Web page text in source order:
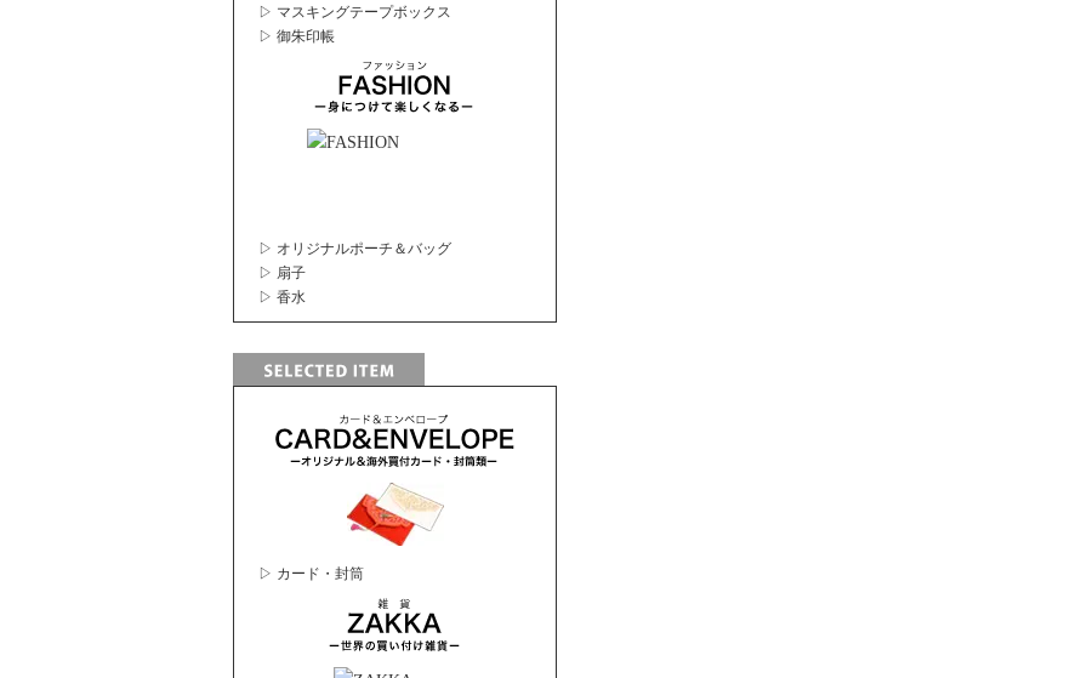
▷ マスキングテープボックス
▷ 御朱印帳
▷ オリジナルポーチ＆バッグ
▷ 扇子
▷ 香水
▷ カード・封筒